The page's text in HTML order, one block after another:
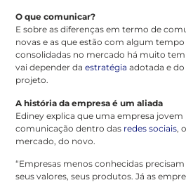
O que comunicar?
E sobre as diferenças em termo de
novas e as que estão com algum tempo
consolidadas no mercado há muito
vai depender daestratégia adotada e
projeto.
A história da empresa é um aliada
Ediney explica que uma empresa
comunicação dentro das redes sociais,
mercado, do novo.
“Empresas menos conhecidas
seus valores, seus produtos. Já as